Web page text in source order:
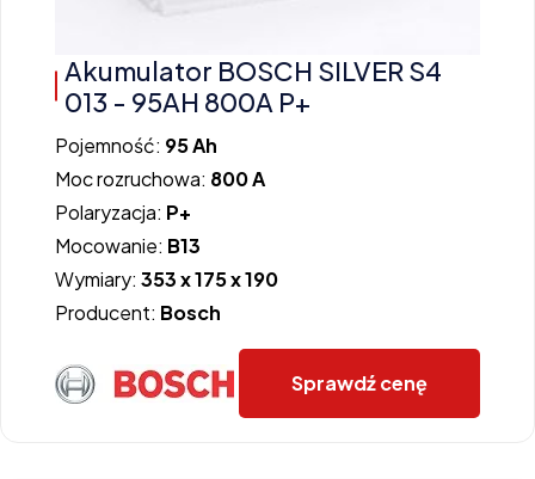
Akumulator BOSCH SILVER S4
013 - 95AH 800A P+
Pojemność: 95 Ah
Moc rozruchowa: 800 A
Polaryzacja: P+
Mocowanie: B13
Wymiary: 353 x 175 x 190
Producent: Bosch
Sprawdź cenę